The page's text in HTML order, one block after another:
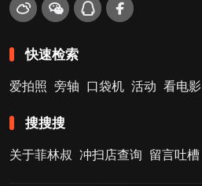
快速检索
爱拍照 旁轴 口袋机 活动 看电影
搜搜搜
关于菲林叔 冲扫店查询 留言吐槽